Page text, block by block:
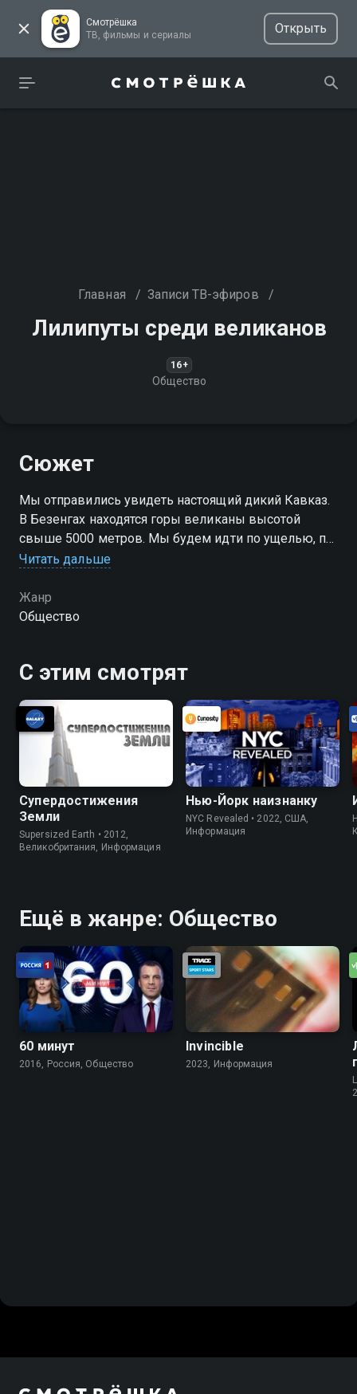
Смотрёшка
ТВ, фильмы и сериалы
Открыть
Главная / Записи ТВ-эфиров /
Лилипуты среди великанов
16+
Общество
Сюжет
Мы отправились увидеть настоящий дикий Кавказ.
В Безенгах находятся горы великаны высотой
свыше 5000 метров. Мы будем идти по ущелью, по
пути выходя на обзорные перевалы, с которых
пейзажами Кавказских гор
Читать дальше
Жанр
Общество
С этим смотрят
Супердостижения
Земли
Supersized Earth • 2012,
Великобритания, Информация
Нью-Йорк наизнанку
NYC Revealed • 2022, США,
Информация
Ещё в жанре: Общество
60 минут
2016, Россия, Общество
Invincible
2023, Информация